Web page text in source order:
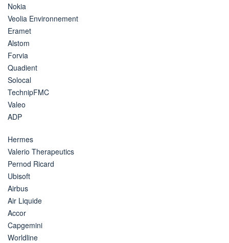
Nokia
Veolia Environnement
Eramet
Alstom
Forvia
Quadient
Solocal
TechnipFMC
Valeo
ADP
Hermes
Valerio Therapeutics
Pernod Ricard
Ubisoft
Airbus
Air Liquide
Accor
Capgemini
Worldline